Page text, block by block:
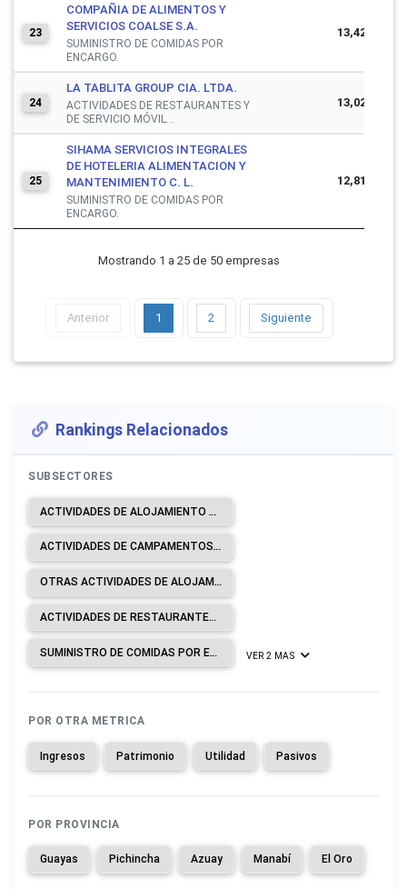
23
COMPAÑIA DE ALIMENTOS Y
SERVICIOS COALSE S.A.
SUMINISTRO DE COMIDAS POR
ENCARGO.
13,423,341
24
LA TABLITA GROUP CIA. LTDA.
ACTIVIDADES DE RESTAURANTES Y
DE SERVICIO MÓVIL...
13,024,308
25
SIHAMA SERVICIOS INTEGRALES
DE HOTELERIA ALIMENTACION Y
MANTENIMIENTO C. L.
SUMINISTRO DE COMIDAS POR
ENCARGO.
12,815,746
Mostrando 1 a 25 de 50 empresas
Anterior 1 2 Siguiente
Rankings Relacionados
SUBSECTORES
ACTIVIDADES DE ALOJAMIENTO PARA ESTANCIAS CORTAS.
ACTIVIDADES DE CAMPAMENTOS, PARQUES DE VEHÍCULOS DE RECREO Y PARQUES DE CARAVANAS.
OTRAS ACTIVIDADES DE ALOJAMIENTO.
ACTIVIDADES DE RESTAURANTES Y DE SERVICIO MÓVIL DE COMIDAS.
SUMINISTRO DE COMIDAS POR ENCARGO. VER 2 MAS
POR OTRA METRICA
Ingresos Patrimonio Utilidad Pasivos
POR PROVINCIA
Guayas Pichincha Azuay Manabí El Oro